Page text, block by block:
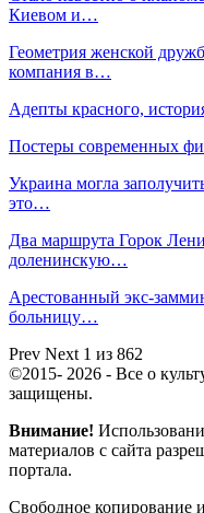
Киевом и…
Геометрия женской
компания в…
Адепты красного,
Постеры современных
Украина могла
это…
Два маршрута Горок
доленинскую…
Арестованный экс-
больницу…
Prev Next 1 из 862
©2015- 2026 - Все о
защищены.
Внимание!
материалов с сайта
портала.
Свободное копирование